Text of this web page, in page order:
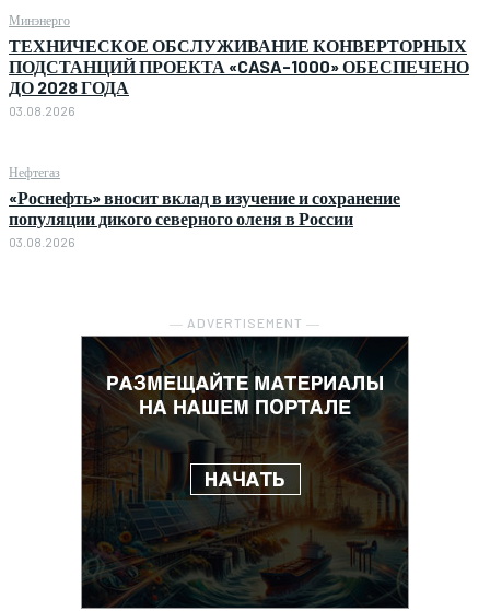
Минэнерго
ТЕХНИЧЕСКОЕ ОБСЛУЖИВАНИЕ КОНВЕРТОРНЫХ
ПОДСТАНЦИЙ ПРОЕКТА «CASA-1000» ОБЕСПЕЧЕНО
ДО 2028 ГОДА
03.08.2026
Нефтегаз
«Роснефть» вносит вклад в изучение и сохранение
популяции дикого северного оленя в России
03.08.2026
― ADVERTISEMENT ―